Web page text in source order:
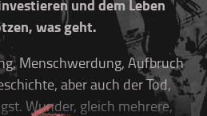
und dem Leben
was geht.
Menschwerdung, Aufbruch
aber auch der Tod,
Wunder, gleich mehrere,